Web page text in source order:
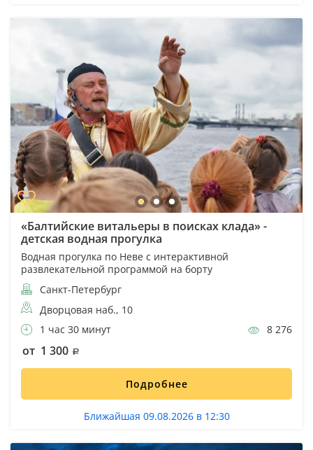
«Балтийские витальеры в поисках клада» -
детская водная прогулка
Водная прогулка по Неве с интерактивной
развлекательной программой на борту
Санкт-Петербург
Дворцовая наб., 10
1 час 30 минут
8 276
от 1 300
Подробнее
Ближайшая 09.08.2026 в 12:30